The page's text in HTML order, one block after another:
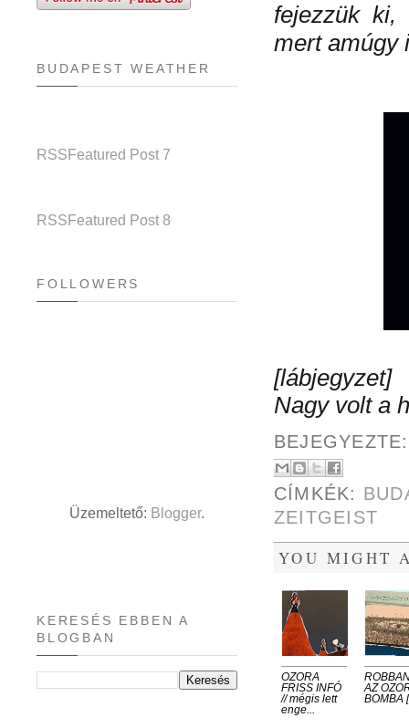
fejezzük
mert amúgy
[lábjegyzet]
Nagy volt a
CÍMKÉK:
ZEITGEIST
YOU MIGHT
OZORA
FRISS INFÓ
// mégis lett
enge...
AZ
BOMBA
BUDAPEST WEATHER
RSS Featured Post 7
RSS Featured Post 8
FOLLOWERS
Üzemeltető: Blogger.
KERESÉS EBBEN A
BLOGBAN